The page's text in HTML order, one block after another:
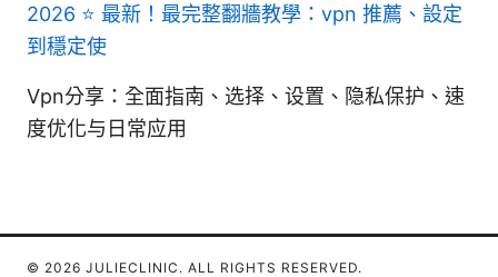
2026 ⭐ 最新！最完整翻牆教學：vpn 推薦、設定
到穩定使
Vpn分享：全面指南、选择、设置、隐私保护、速
度优化与日常应用
© 2026 JULIECLINIC. ALL RIGHTS RESERVED.